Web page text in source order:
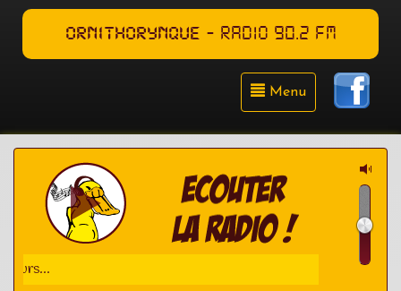
ORNITHORYNQUE - RADIO 90.2 FM
Menu
Stephane Clairvoie -